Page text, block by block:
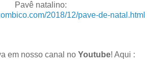
Pavê natalino:
2018/12/pave-de-natal.html
em nosso canal no Youtube! Aqui :